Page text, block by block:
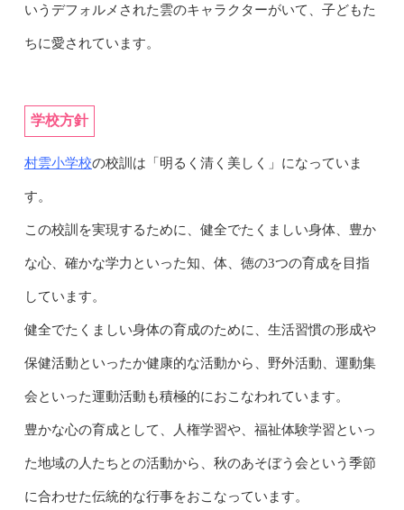
いうデフォルメされた雲のキャラクターがいて、子どもた
ちに愛されています。
学校方針
村雲小学校の校訓は「明るく清く美しく」になっていま
す。
この校訓を実現するために、健全でたくましい身体、豊か
な心、確かな学力といった知、体、徳の3つの育成を目指
しています。
健全でたくましい身体の育成のために、生活習慣の形成や
保健活動といったか健康的な活動から、野外活動、運動集
会といった運動活動も積極的におこなわれています。
豊かな心の育成として、人権学習や、福祉体験学習といっ
た地域の人たちとの活動から、秋のあそぼう会という季節
に合わせた伝統的な行事をおこなっています。